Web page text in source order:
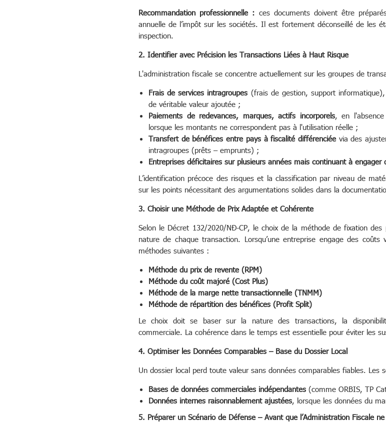
Recommandation professionnelle : ces documents doivent être
annuelle de l’impôt sur les sociétés. Il est fortement déconseillé de les
inspection.
2. Identifier avec Précision les Transactions Liées à Haut Risque
L'administration fiscale se concentre actuellement sur les groupes de
Frais de services intragroupes (frais de gestion, support
de véritable valeur ajoutée ;
Paiements de redevances, marques, actifs incorporels, en
lorsque les montants ne correspondent pas à l'utilisation réelle ;
Transfert de bénéfices entre pays à fiscalité différenciéevia des
intragroupes (prêts – emprunts) ;
Entreprises déficitaires sur plusieurs années mais continuant à
L’identification précoce des risques et la classification par niveau de
sur les points nécessitant des argumentations solides dans la
3. Choisir une Méthode de Prix Adaptée et Cohérente
Selon le Décret 132/2020/NĐ-CP, le choix de la méthode de fixation
nature de chaque transaction. Lorsqu’une entreprise engage des
méthodes suivantes :
Méthode du prix de revente (RPM)
Méthode du coût majoré (Cost Plus)
Méthode de la marge nette transactionnelle (TNMM)
Méthode de répartition des bénéfices (Profit Split)
Le choix doit se baser sur la nature des transactions, la
commerciale. La cohérence dans le temps est essentielle pour éviter les
4. Optimiser les Données Comparables – Base du Dossier Local
Un dossier local perd toute valeur sans données comparables fiables. Les
Bases de données commerciales indépendantes (comme ORBIS, TP
Données internes raisonnablement ajustées, lorsque les données du
5. Préparer un Scénario de Défense – Avant que l’Administration Fiscale